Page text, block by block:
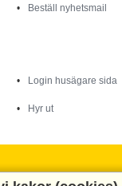
Beställ nyhetsmail
Login husägare sida
Hyr ut